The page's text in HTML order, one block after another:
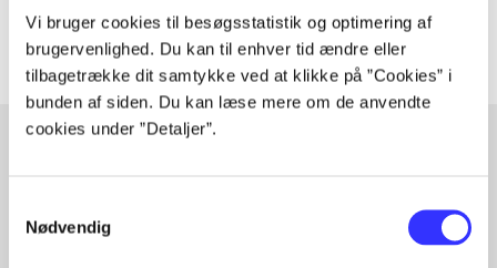
Vi bruger cookies til besøgsstatistik og optimering af
brugervenlighed. Du kan til enhver tid ændre eller
tilbagetrække dit samtykke ved at klikke på ”Cookies” i
bunden af siden. Du kan læse mere om de anvendte
cookies under ”Detaljer”.
Nødvendig
Fra